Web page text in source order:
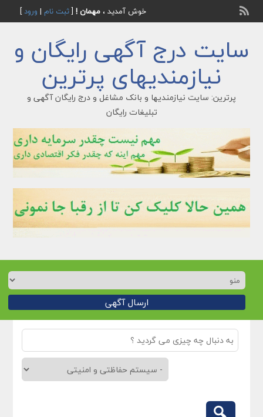
خوش آمدید ، مهمان ![ثبت نام | ورود]
سایت درج آگهی رایگان و
نیازمندیهای پرترین
پرترین: سایت نیازمندیها و بانک مشاغل و درج رایگان آگهی و
تبلیغات رایگان
ارسال آگهی